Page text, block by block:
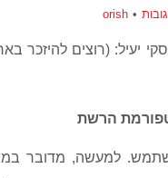
orish
יעיל: (רוצים להיזכר
למעשה, מדובר